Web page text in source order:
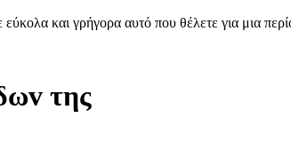
και γρήγορα αυτό που θέλετε για μια
της